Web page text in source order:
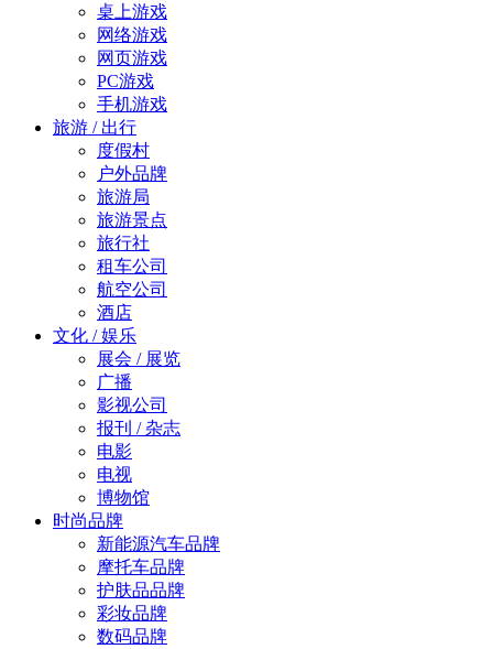
桌上游戏
网络游戏
网页游戏
PC游戏
手机游戏
旅游 / 出行
度假村
户外品牌
旅游局
旅游景点
旅行社
租车公司
航空公司
酒店
文化 / 娱乐
展会 / 展览
广播
影视公司
报刊 / 杂志
电影
电视
博物馆
时尚品牌
新能源汽车品牌
摩托车品牌
护肤品品牌
彩妆品牌
数码品牌